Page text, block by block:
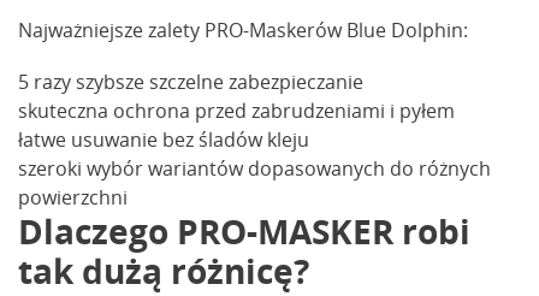
Najważniejsze zalety PRO-Maskerów Blue Dolphin:
5 razy szybsze szczelne zabezpieczanie
skuteczna ochrona przed zabrudzeniami i pyłem
łatwe usuwanie bez śladów kleju
szeroki wybór wariantów dopasowanych do różnych
powierzchni
Dlaczego PRO-MASKER robi
tak dużą różnicę?